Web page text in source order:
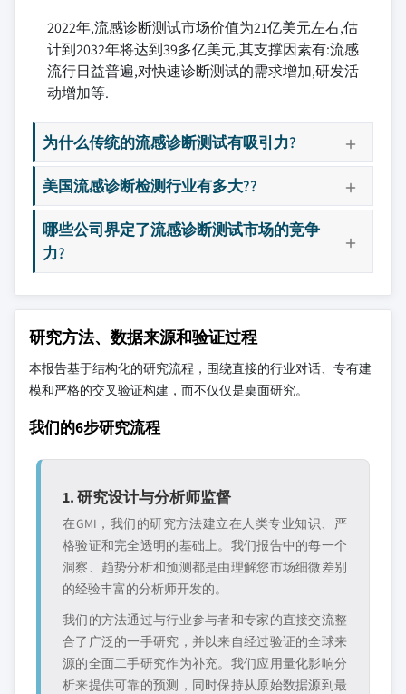
2022年,流感诊断测试市场价值为21亿美元左右,估
计到2032年将达到39多亿美元,其支撑因素有:流感
流行日益普遍,对快速诊断测试的需求增加,研发活
动增加等.
为什么传统的流感诊断测试有吸引力?
美国流感诊断检测行业有多大??
哪些公司界定了流感诊断测试市场的竞争
力?
研究方法、数据来源和验证过程
本报告基于结构化的研究流程，围绕直接的行业对话、专有建
模和严格的交叉验证构建，而不仅仅是桌面研究。
我们的6步研究流程
1. 研究设计与分析师监督
在GMI，我们的研究方法建立在人类专业知识、严
格验证和完全透明的基础上。我们报告中的每一个
洞察、趋势分析和预测都是由理解您市场细微差别
的经验丰富的分析师开发的。
我们的方法通过与行业参与者和专家的直接交流整
合了广泛的一手研究，并以来自经过验证的全球来
源的全面二手研究作为补充。我们应用量化影响分
析来提供可靠的预测，同时保持从原始数据源到最